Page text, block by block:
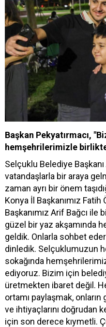
Başkan Pekyatırmacı,
hemşehrilerimizle
Selçuklu Belediye
vatandaşlarla bir araya
zaman ayrı bir önem
Konya İl Başkanımız
Başkanımız Arif Bağcı ile
güzel bir yaz akşamında
geldik. Onlarla sohbet
dinledik. Selçuklumuzun
sokağında
ediyoruz. Bizim için
üretmekten ibaret değil.
ortamı paylaşmak,
ve ihtiyaçlarını doğrudan
için son derece kıymetli.